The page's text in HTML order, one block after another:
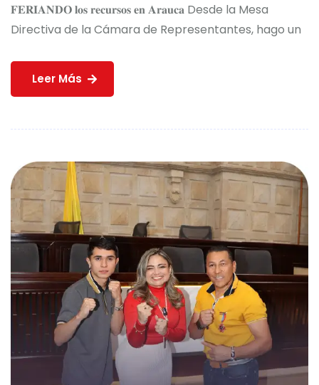
𝐅𝐄𝐑𝐈𝐀𝐍𝐃𝐎 𝐥𝐨𝐬 𝐫𝐞𝐜𝐮𝐫𝐬𝐨𝐬 𝐞𝐧 𝐀𝐫𝐚𝐮𝐜𝐚 Desde la Mesa
Directiva de la Cámara de Representantes, hago un
Leer Más